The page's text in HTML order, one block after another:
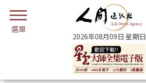
2026年08月09日 星期日